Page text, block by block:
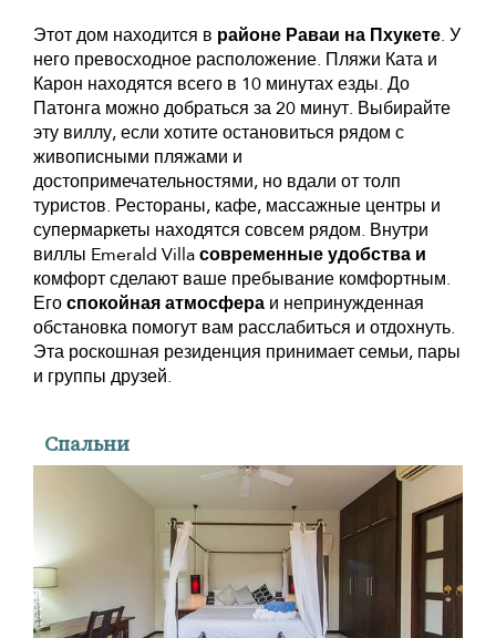
Этот дом находится в районе Раваи на Пхукете. У
него превосходное расположение. Пляжи Ката и
Карон находятся всего в 10 минутах езды. До
Патонга можно добраться за 20 минут. Выбирайте
эту виллу, если хотите остановиться рядом с
живописными пляжами и
достопримечательностями, но вдали от толп
туристов. Рестораны, кафе, массажные центры и
супермаркеты находятся совсем рядом. Внутри
виллы Emerald Villaсовременные удобства и
комфорт сделают ваше пребывание комфортным.
Егоспокойная атмосфера и непринужденная
обстановка помогут вам расслабиться и отдохнуть.
Эта роскошная резиденция принимает семьи, пары
и группы друзей.
Спальни